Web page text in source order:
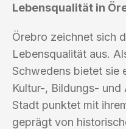
Lebensqualität in
Örebro zeichnet sich
Lebensqualität aus.
Schwedens bietet sie
Kultur-, Bildungs-
Stadt punktet mit
geprägt von